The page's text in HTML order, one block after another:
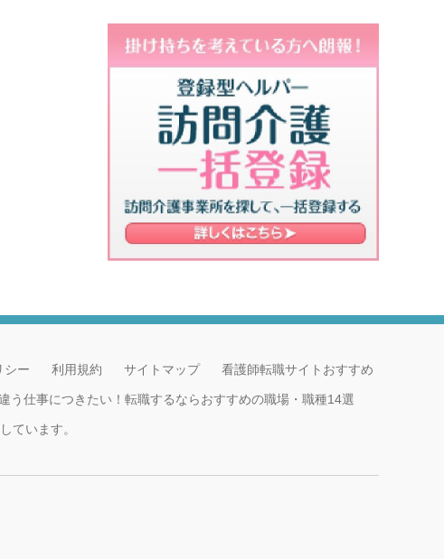
シー 利用規約 サイトマップ 看護師転職サイトおすすめ
う仕事につきたい！転職するならおすすめの職場・職種14選
ています。